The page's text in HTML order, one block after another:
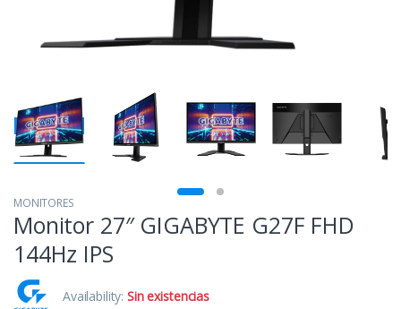
MONITORES
Monitor 27″ GIGABYTE G27F FHD
144Hz IPS
Availability:Sin existencias